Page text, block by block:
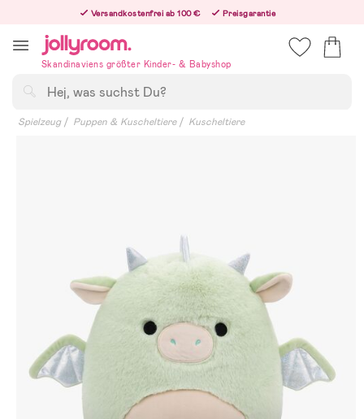
innehållet
Versandkostenfrei ab 100 €
Preisgarantie
Bestelle jetzt – wir versenden noch am selben Werktag!
Skandinaviens größter Kinder- & Babyshop
Spielzeug Puppen & Kuscheltiere Kuscheltiere